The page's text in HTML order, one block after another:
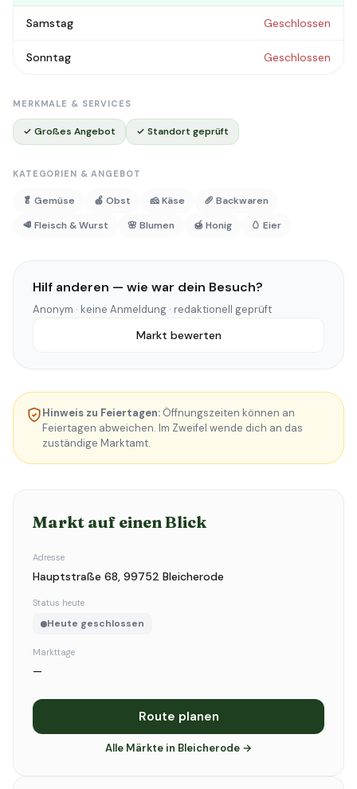
Samstag Geschlossen
Sonntag Geschlossen
MERKMALE & SERVICES
✓ Großes Angebot ✓ Standort geprüft
KATEGORIEN & ANGEBOT
🥬 Gemüse 🍎 Obst 🧀 Käse
🥖 Backwaren
🥩 Fleisch & Wurst
🌸 Blumen 🍯 Honig 🥚 Eier
Hilf anderen — wie war dein Besuch?
Anonym · keine Anmeldung · redaktionell geprüft
Markt bewerten
Hinweis zu Feiertagen: Öffnungszeiten können an
Feiertagen abweichen. Im Zweifel wende dich an das
zuständige Marktamt.
Markt auf einen Blick
Adresse
Hauptstraße 68, 99752 Bleicherode
Status heute
Heute geschlossen
Markttage
—
Route planen
Alle Märkte in Bleicherode →